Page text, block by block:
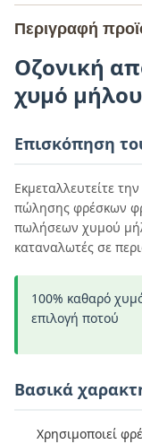
Περιγραφή
Οζονική
χυμό μήλου
Επισκόπηση
Εκμεταλλευτείτε
πώλησης φρέσκων
πωλήσεων χυμού
καταναλωτές σε
100% καθαρό
επιλογή ποτού
Βασικά
Χρησιμοποιεί